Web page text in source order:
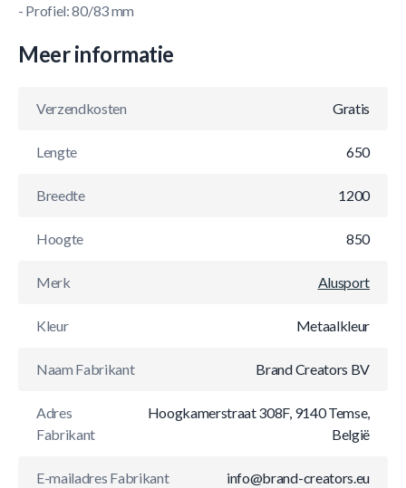
- Profiel: 80/83 mm
Meer informatie
Verzendkosten Gratis
Lengte 650
Breedte 1200
Hoogte 850
Merk Alusport
Kleur Metaalkleur
Naam Fabrikant Brand Creators BV
Adres
Fabrikant
Hoogkamerstraat 308F, 9140 Temse,
België
E-mailadres Fabrikant info@brand-creators.eu